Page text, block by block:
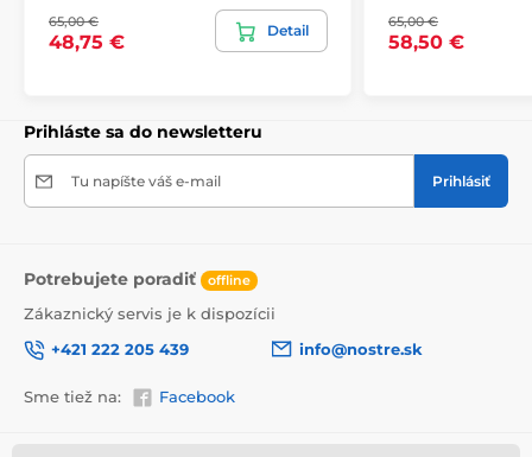
Pripínačky
Spolu s vybratým obrazom na korku dostanete aj
, ktoré obsahuje
je len na vás a preto si z ponuky aktuálne dostupných
balenie bude málo alebo si budete chcieť pripínačky
65,00 €
48,75 €
Detail 65,00 €
58,50 €
Prihláste sa do newsletteru
Tu napíšte váš e-mail Prihlásiť
Potrebujete poradiť offline
Zákaznický servis je k dispozícii
+421 222 205 439
info@nostre.sk
Sme tiež na: Facebook